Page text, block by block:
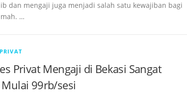
dan mengaji juga menjadi salah satu kewajiban bagi
…
Privat Mengaji di Bekasi Sangat
99rb/sesi